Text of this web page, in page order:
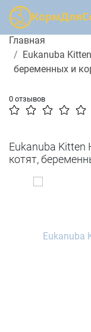
Главная
Eukanuba
беременных и
0 отзывов
Eukanuba Kitten
котят,